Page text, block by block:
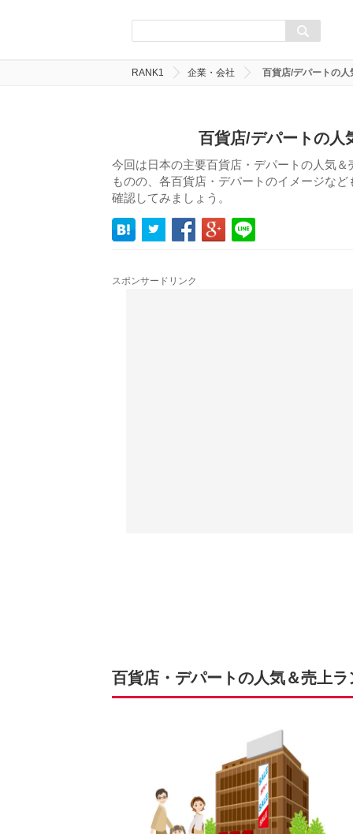
RANK1 企業・会社 百貨店/デパートの
百貨店/デパートの人
今回は日本の主要百貨店・デパートの人気
ものの、各百貨店・デパートのイメージな
確認してみましょう。
スポンサードリンク
百貨店・デパートの人気＆売上